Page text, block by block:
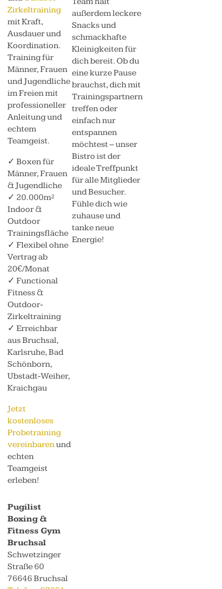
Zirkeltraining
mit Kraft,
Ausdauer und
Koordination.
Training für
Männer, Frauen
und Jugendliche
im Freien mit
professioneller
Anleitung und
echtem
Teamgeist.
✓ Boxen für
Männer, Frauen
& Jugendliche
✓ 20.000m²
Indoor &
Outdoor
Trainingsfläche
✓ Flexibel ohne
Vertrag ab
20€/Monat
✓ Functional
Fitness &
Outdoor-
Zirkeltraining
✓ Erreichbar
aus Bruchsal,
Karlsruhe, Bad
Schönborn,
Ubstadt-Weiher,
Kraichgau
Jetzt
kostenloses
Probetraining
vereinbarenund
echten
Teamgeist
erleben!
Pugilist
Boxing &
Fitness Gym
Bruchsal
Schwetzinger
Straße 60
76646 Bruchsal
außerdem leckere
Snacks und
schmackhafte
Kleinigkeiten für
dich bereit. Ob du
eine kurze Pause
brauchst, dich mit
Trainingspartnern
treffen oder
einfach nur
entspannen
möchtest – unser
Bistro ist der
ideale Treffpunkt
für alle Mitglieder
und Besucher.
Fühle dich wie
zuhause und
tanke neue
Energie!